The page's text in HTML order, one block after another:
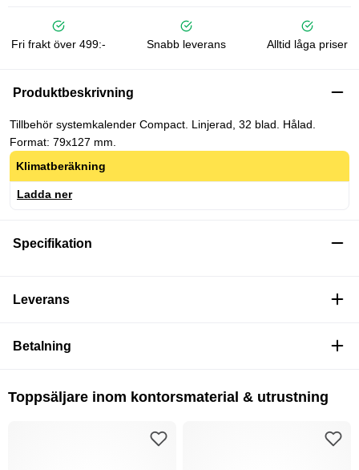
Fri frakt över 499:- Snabb leverans Alltid låga priser
Produktbeskrivning
Tillbehör systemkalender Compact. Linjerad, 32 blad. Hålad.
Format: 79x127 mm.
Klimatberäkning
Ladda ner
Specifikation
Leverans
Betalning
Toppsäljare inom kontorsmaterial & utrustning